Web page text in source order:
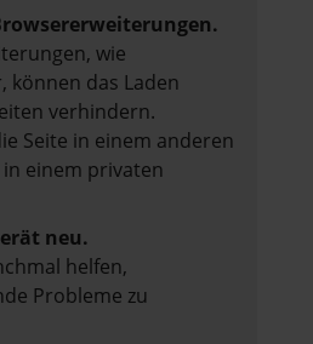
wie
können das Laden
verhindern.
Seite in einem anderen
einem privaten
neu.
helfen,
Probleme zu